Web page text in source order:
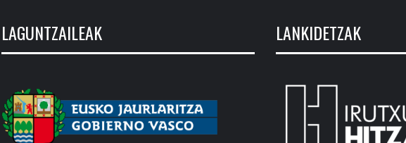
LAGUNTZAILEAK LANKIDETZAK